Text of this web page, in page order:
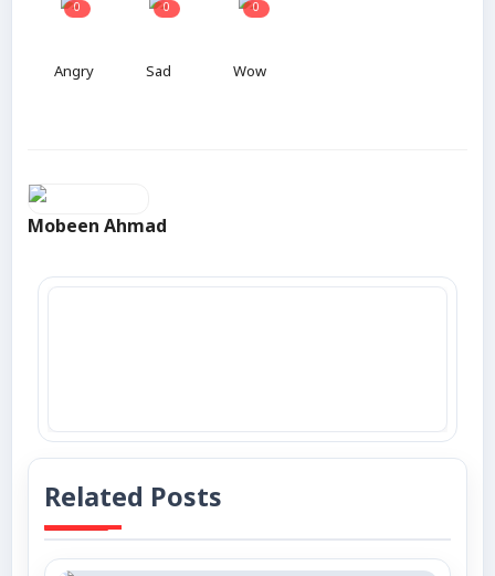
0
Angry
0
Sad
0
Wow
Mobeen Ahmad
Related Posts